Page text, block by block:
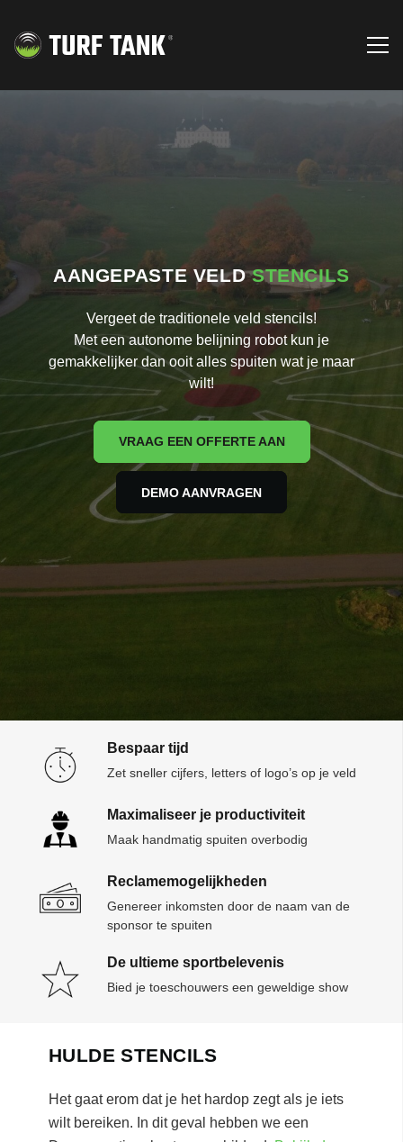
AANGEPASTE VELDSTENCILS
Vergeet de traditionele veld stencils!
Met een autonome belijning robot kun je
gemakkelijker dan ooit alles spuiten wat je maar
wilt!
VRAAG EEN OFFERTE AAN
DEMO AANVRAGEN
Bespaar tijd
Zet sneller cijfers, letters of logo’s op je veld
Maximaliseer je productiviteit
Maak handmatig spuiten overbodig
Reclamemogelijkheden
Genereer inkomsten door de naam van de
sponsor te spuiten
De ultieme sportbelevenis
Bied je toeschouwers een geweldige show
HULDE STENCILS
Het gaat erom dat je het hardop zegt als je iets
wilt bereiken. In dit geval hebben we een